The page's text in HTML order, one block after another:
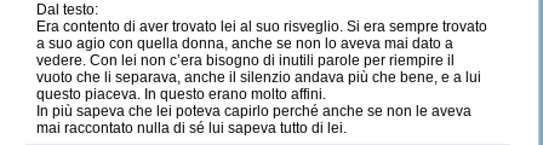
Dal testo:
Era contento di aver trovato lei al suo risveglio. Si era sempre trovato
a suo agio con quella donna, anche se non lo aveva mai dato a
vedere. Con lei non c’era bisogno di inutili parole per riempire il
vuoto che li separava, anche il silenzio andava più che bene, e a lui
questo piaceva. In questo erano molto affini.
In più sapeva che lei poteva capirlo perché anche se non le aveva
mai raccontato nulla di sé lui sapeva tutto di lei.